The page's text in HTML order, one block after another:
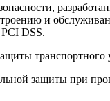
и
PCI DSS.
защиты при